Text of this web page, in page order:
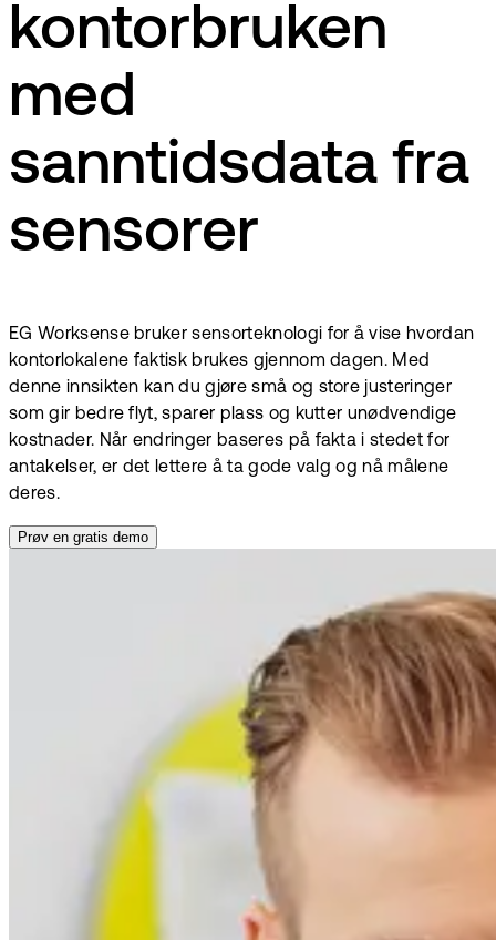
kontorbruken
med
sanntidsdata fra
sensorer
EG Worksense bruker sensorteknologi for å vise hvordan
kontorlokalene faktisk brukes gjennom dagen. Med
denne innsikten kan du gjøre små og store justeringer
som gir bedre flyt, sparer plass og kutter unødvendige
kostnader. Når endringer baseres på fakta i stedet for
antakelser, er det lettere å ta gode valg og nå målene
deres.
Prøv en gratis demo